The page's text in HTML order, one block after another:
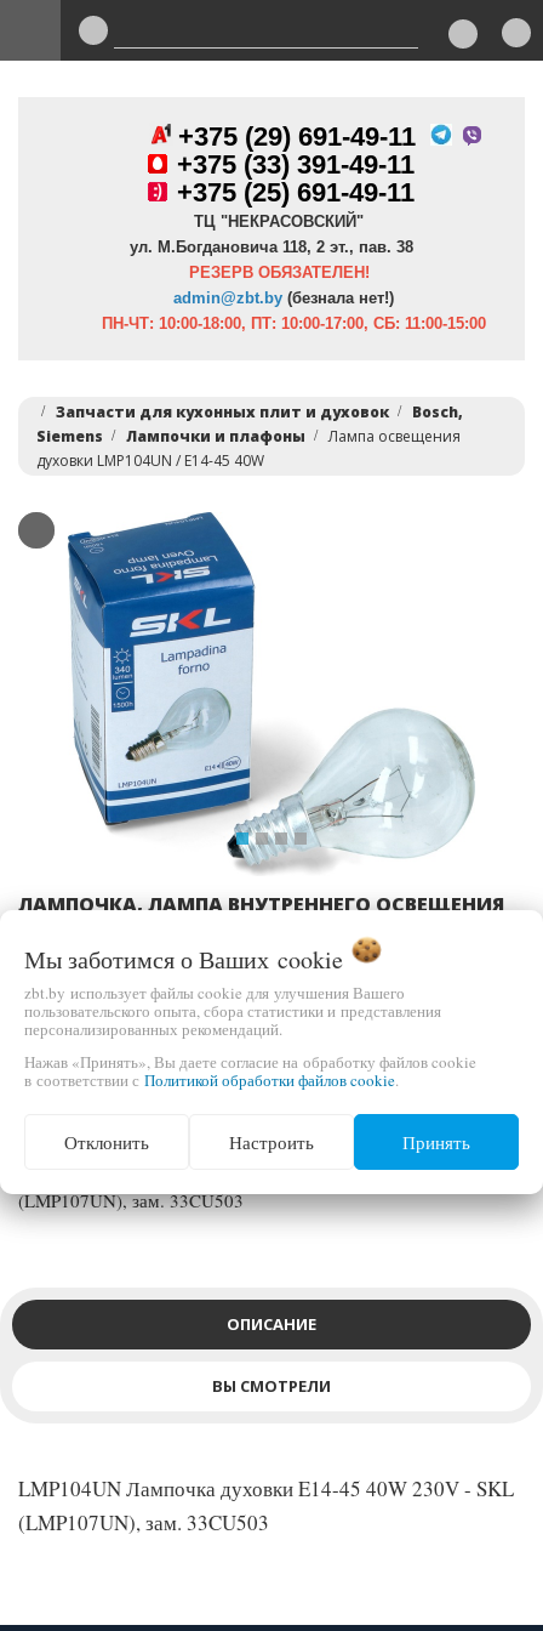
+375 (29) 691-49-11
+375 (33) 391-49-11
+375 (25) 691-49-11
ТЦ "НЕКРАСОВСКИЙ"
ул. М.Богдановича 118, 2 эт., пав. 38
РЕЗЕРВ ОБЯЗАТЕЛЕН!
admin@zbt.by (безнала нет!)
ПН-ЧТ: 10:00-18:00, ПТ: 10:00-17:00, СБ: 11:00-15:00
Запчасти для кухонных плит и духовок
Bosch,
Siemens
Лампочки и плафоны
Лампа освещения
духовки LMP104UN / E14-45 40W
Previous
ЛАМПОЧКА, ЛАМПА ВНУТРЕННЕГО ОСВЕЩЕНИЯ
33CU503, 55304067, 00232110, 00057874)
15,00 бел.руб.
ЦЕНА
В КОРЗИНУ
БЫСТРЫЙ ЗАКАЗ
LMP104UN Лампочка духовки E14-45 40W 230V - SKL
(LMP107UN), зам. 33CU503
ОПИСАНИЕ
ВЫ СМОТРЕЛИ
LMP104UN Лампочка духовки E14-45 40W 230V - SKL
(LMP107UN), зам. 33CU503
Мы заботимся о Ваших cookie
zbt.by использует файлы cookie для улучшения Вашего
пользовательского опыта, сбора статистики и представления
персонализированных рекомендаций.
Нажав «Принять», Вы даете согласие на обработку файлов cookie
в соответствии с Политикой обработки файлов cookie.
Отклонить Настроить Принять